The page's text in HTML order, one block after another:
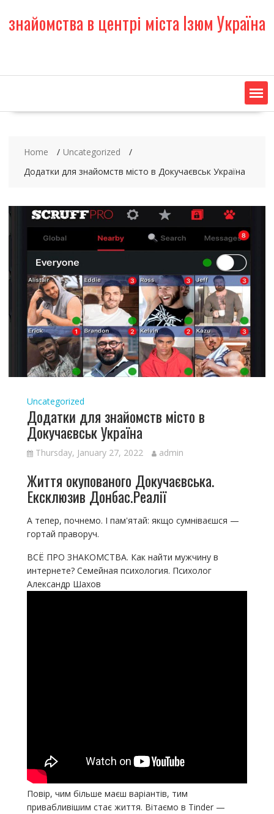
o
n
знайомства в центрі міста Ізюм Україна
Home
Uncategorized
Додатки для знайомств місто в Докучаєвськ Україна
Uncategorized
Додатки для знайомств місто в
Докучаєвськ Україна
Thursday, January 27, 2022 admin
Життя окупованого Докучаєвська.
Ексклюзив Донбас.Реалії
А тепер, почнемо. І пам'ятай: якщо сумніваєшся —
гортай праворуч.
ВСЁ ПРО ЗНАКОМСТВА. Как найти мужчину в
интернете? Семейная психология. Психолог
Александр Шахов
Повір, чим більше маєш варіантів, тим
привабливішим стає життя. Вітаємо в Tinder —